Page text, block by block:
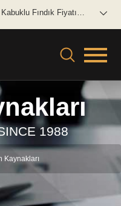
1988
Kaynakları